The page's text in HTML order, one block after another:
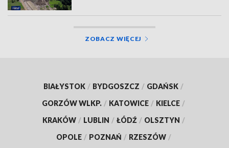
ZOBACZ WIĘCEJ
BIAŁYSTOK / BYDGOSZCZ / GDAŃSK /
GORZÓW WLKP. / KATOWICE / KIELCE /
KRAKÓW / LUBLIN / ŁÓDŹ / OLSZTYN /
OPOLE / POZNAŃ / RZESZÓW /